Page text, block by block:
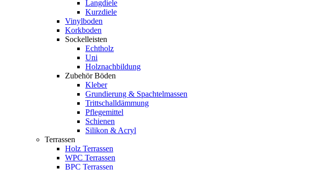
Langdiele
Kurzdiele
Vinylboden
Korkboden
Sockelleisten
Echtholz
Uni
Holznachbildung
Zubehör Böden
Kleber
Grundierung & Spachtelmassen
Trittschalldämmung
Pflegemittel
Schienen
Silikon & Acryl
Terrassen
Holz Terrassen
WPC Terrassen
BPC Terrassen